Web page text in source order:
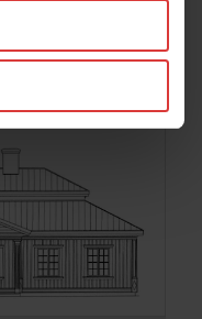
253M²